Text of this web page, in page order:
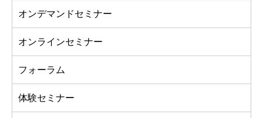
オンデマンドセミナー
オンラインセミナー
フォーラム
体験セミナー